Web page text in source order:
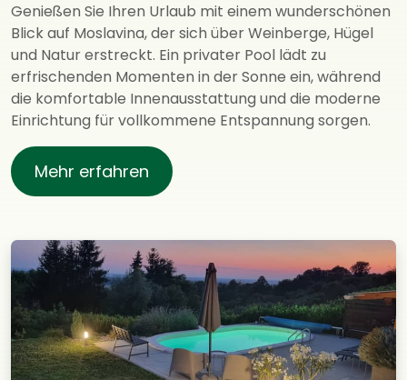
Genießen Sie Ihren Urlaub mit einem wunderschönen
Blick auf Moslavina, der sich über Weinberge, Hügel
und Natur erstreckt. Ein privater Pool lädt zu
erfrischenden Momenten in der Sonne ein, während
die komfortable Innenausstattung und die moderne
Einrichtung für vollkommene Entspannung sorgen.
Mehr erfahren